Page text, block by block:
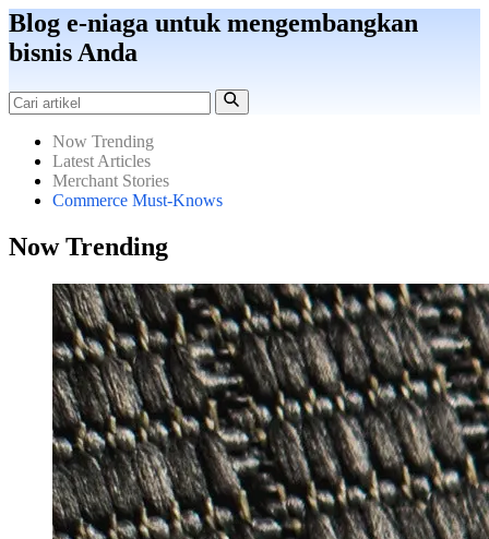
Blog e-niaga untuk mengembangkan
bisnis Anda
Now Trending
Latest Articles
Merchant Stories
Commerce Must-Knows
Now Trending